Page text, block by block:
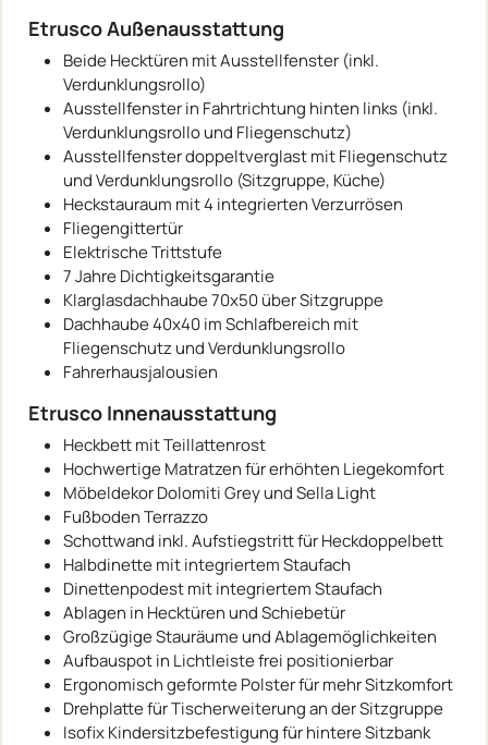
Etrusco Außenausstattung
Beide Hecktüren mit Ausstellfenster (inkl.
Verdunklungsrollo)
Ausstellfenster in Fahrtrichtung hinten links (inkl.
Verdunklungsrollo und Fliegenschutz)
Ausstellfenster doppeltverglast mit Fliegenschutz
und Verdunklungsrollo (Sitzgruppe, Küche)
Heckstauraum mit 4 integrierten Verzurrösen
Fliegengittertür
Elektrische Trittstufe
7 Jahre Dichtigkeitsgarantie
Klarglasdachhaube 70x50 über Sitzgruppe
Dachhaube 40x40 im Schlafbereich mit
Fliegenschutz und Verdunklungsrollo
Fahrerhausjalousien
Etrusco Innenausstattung
Heckbett mit Teillattenrost
Hochwertige Matratzen für erhöhten Liegekomfort
Möbeldekor Dolomiti Grey und Sella Light
Fußboden Terrazzo
Schottwand inkl. Aufstiegstritt für Heckdoppelbett
Halbdinette mit integriertem Staufach
Dinettenpodest mit integriertem Staufach
Ablagen in Hecktüren und Schiebetür
Großzügige Stauräume und Ablagemöglichkeiten
Aufbauspot in Lichtleiste frei positionierbar
Ergonomisch geformte Polster für mehr Sitzkomfort
Drehplatte für Tischerweiterung an der Sitzgruppe
Isofix Kindersitzbefestigung für hintere Sitzbank